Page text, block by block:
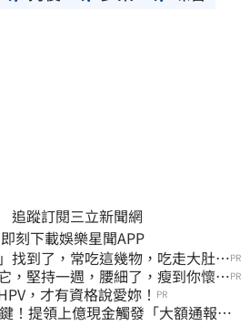
蹤訂閱三立新聞網
一手掌握明星動態 即刻下載娛樂星聞APP
找到了，常吃這幾物，吃走大肚
PR
，堅持一週，腰細了，瘦到你懷疑PR
，才有資格說愛妳！ PR
！提領上億現金觸發「大額通報」